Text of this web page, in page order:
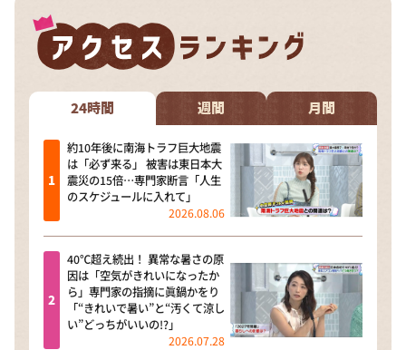
24時間 週間 月間
約10年後に南海トラフ巨大地震
は「必ず来る」 被害は東日本大
震災の15倍…専門家断言「人生
のスケジュールに入れて」
2026.08.06
40℃超え続出！ 異常な暑さの原
因は「空気がきれいになったか
ら」専門家の指摘に眞鍋かをり
「“きれいで暑い”と“汚くて涼し
い”どっちがいいの!?」
2026.07.28